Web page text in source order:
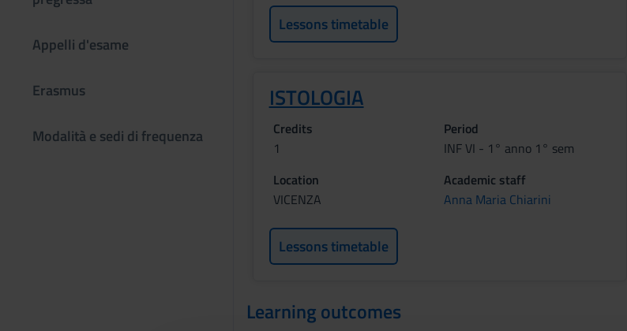
Appelli d'esame
Erasmus
Modalità e sedi di frequenza
Lessons timetable
ISTOLOGIA
Credits
1
Period
INF VI - 1° anno 1° sem
Location
VICENZA
Academic staff
Anna Maria Chiarini
Lessons timetable
Learning outcomes